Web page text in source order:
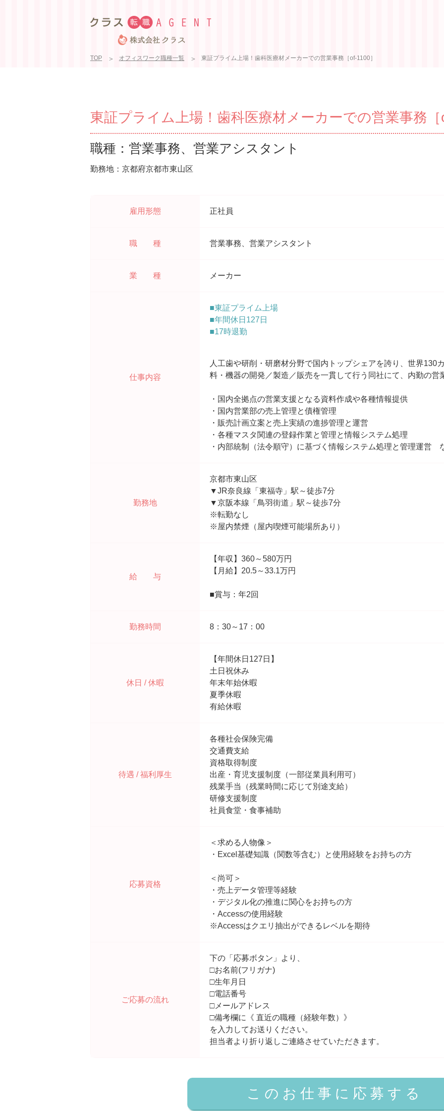
TOP オフィスワーク職種一覧 東証プライム上場！歯科医療材メーカーでの営業事務［of-1100］
東証プライム上場！歯科医療材メーカーでの営業事務
職種：営業事務、営業アシスタント
勤務地：京都府京都市東山区
雇用形態 正社員
職 種 営業事務、営業アシスタント
業 種 メーカー
仕事内容
■東証プライム上場
■年間休日127日
■17時退勤
人工歯や研削・研磨材分野で国内トップシェアを誇り、世界130
料・機器の開発／製造／販売を一貫して行う同社にて、内勤の営
・国内全拠点の営業支援となる資料作成や各種情報提供
・国内営業部の売上管理と債権管理
・販売計画立案と売上実績の進捗管理と運営
・各種マスタ関連の登録作業と管理と情報システム処理
・内部統制（法令順守）に基づく情報システム処理と管理運営
勤務地
京都市東山区
▼JR奈良線「東福寺」駅～徒歩7分
▼京阪本線「鳥羽街道」駅～徒歩7分
※転勤なし
※屋内禁煙（屋内喫煙可能場所あり）
給 与
【年収】360～580万円
【月給】20.5～33.1万円
■賞与：年2回
勤務時間 8：30～17：00
休日 / 休暇
【年間休日127日】
土日祝休み
年末年始休暇
夏季休暇
有給休暇
待遇 / 福利厚生
各種社会保険完備
交通費支給
資格取得制度
出産・育児支援制度（一部従業員利用可）
残業手当（残業時間に応じて別途支給）
研修支援制度
社員食堂・食事補助
応募資格
＜求める人物像＞
・Excel基礎知識（関数等含む）と使用経験をお持ちの方
＜尚可＞
・売上データ管理等経験
・デジタル化の推進に関心をお持ちの方
・Accessの使用経験
※Accessはクエリ抽出ができるレベルを期待
ご応募の流れ
下の「応募ボタン」より、
□お名前(フリガナ)
□生年月日
□電話番号
□メールアドレス
□備考欄に《 直近の職種（経験年数）》
を入力してお送りください。
担当者より折り返しご連絡させていただきます。